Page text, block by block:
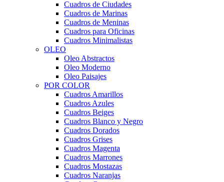
Cuadros de Ciudades
Cuadros de Marinas
Cuadros de Meninas
Cuadros para Oficinas
Cuadros Minimalistas
OLEO
Oleo Abstractos
Oleo Moderno
Oleo Paisajes
POR COLOR
Cuadros Amarillos
Cuadros Azules
Cuadros Beiges
Cuadros Blanco y Negro
Cuadros Dorados
Cuadros Grises
Cuadros Magenta
Cuadros Marrones
Cuadros Mostazas
Cuadros Naranjas